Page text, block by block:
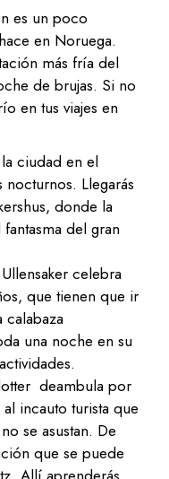
es un poco
en Noruega.
más fría del
de brujas. Si no
en tus viajes en
ciudad en el
Llegarás
donde la
del gran
celebra
que tienen que ir
calabaza
una noche en su
deambula por
incauto turista que
se asustan. De
que se puede